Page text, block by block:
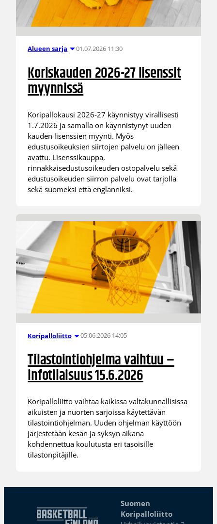
Alueen sarja 01.07.2026 11:30
Koriskauden 2026-27 lisenssit
myynnissä
Koripallokausi 2026-27 käynnistyy virallisesti
1.7.2026 ja samalla on käynnistynyt uuden
kauden lisenssien myynti. Myös
edustusoikeuksien siirtojen palvelu on jälleen
avattu. Lisenssikauppa,
rinnakkaisedustusoikeuden ostopalvelu sekä
edustusoikeuden siirron palvelu ovat tarjolla
sekä suomeksi että englanniksi.
Koripalloliitto 05.06.2026 14:05
Tilastointiohjelma vaihtuu –
infotilaisuus 15.6.2026
Koripalloliitto vaihtaa kaikissa valtakunnallisissa
aikuisten ja nuorten sarjoissa käytettävän
tilastointiohjelman. Uuden ohjelman käyttöön
järjestetään kesän ja syksyn aikana
kohdennettua koulutusta eri tasoisille
tilastonpitäjille.
Suomen
Koripalloliitto